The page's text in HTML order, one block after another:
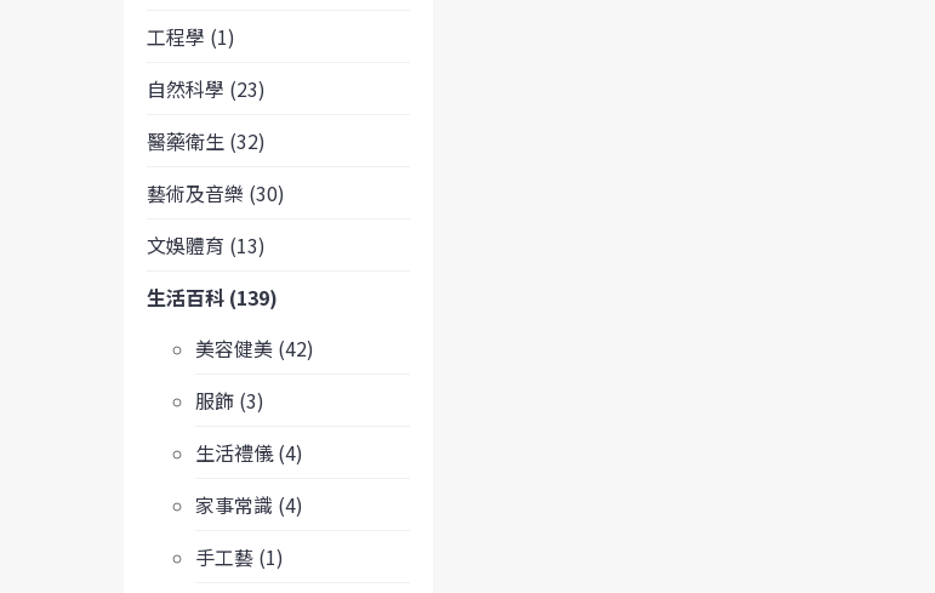
工程學 (1)
自然科學 (23)
醫藥衛生 (32)
藝術及音樂 (30)
文娛體育 (13)
生活百科 (139)
美容健美 (42)
服飾 (3)
生活禮儀 (4)
家事常識 (4)
手工藝 (1)